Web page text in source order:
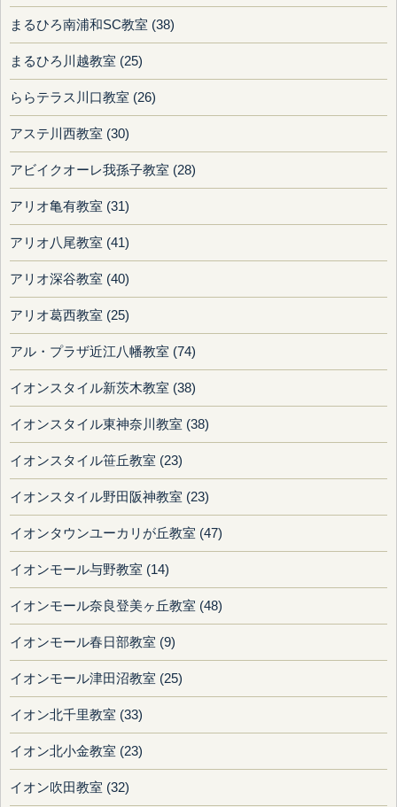
まるひろ南浦和SC教室 (38)
まるひろ川越教室 (25)
ららテラス川口教室 (26)
アステ川西教室 (30)
アビイクオーレ我孫子教室 (28)
アリオ亀有教室 (31)
アリオ八尾教室 (41)
アリオ深谷教室 (40)
アリオ葛西教室 (25)
アル・プラザ近江八幡教室 (74)
イオンスタイル新茨木教室 (38)
イオンスタイル東神奈川教室 (38)
イオンスタイル笹丘教室 (23)
イオンスタイル野田阪神教室 (23)
イオンタウンユーカリが丘教室 (47)
イオンモール与野教室 (14)
イオンモール奈良登美ヶ丘教室 (48)
イオンモール春日部教室 (9)
イオンモール津田沼教室 (25)
イオン北千里教室 (33)
イオン北小金教室 (23)
イオン吹田教室 (32)